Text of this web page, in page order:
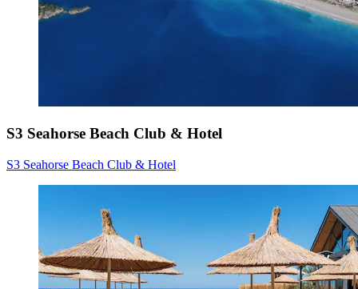
S3 Seahorse Beach Club & Hotel
S3 Seahorse Beach Club & Hotel